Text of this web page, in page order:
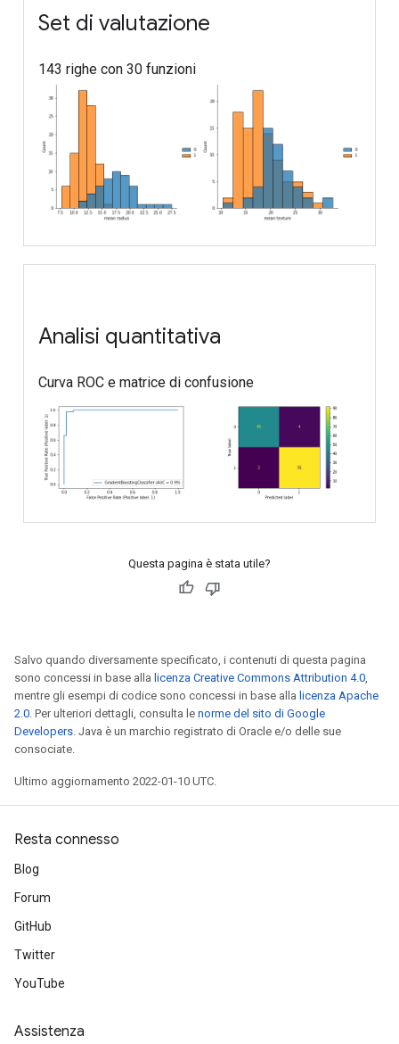
Questa pagina è stata utile?
Salvo quando diversamente specificato, i contenuti di questa pagina
sono concessi in base alla licenza Creative Commons Attribution 4.0,
mentre gli esempi di codice sono concessi in base alla licenza Apache
2.0. Per ulteriori dettagli, consulta le norme del sito di Google
Developers. Java è un marchio registrato di Oracle e/o delle sue
consociate.
Ultimo aggiornamento 2022-01-10 UTC.
Resta connesso
Blog
Forum
GitHub
Twitter
YouTube
Assistenza